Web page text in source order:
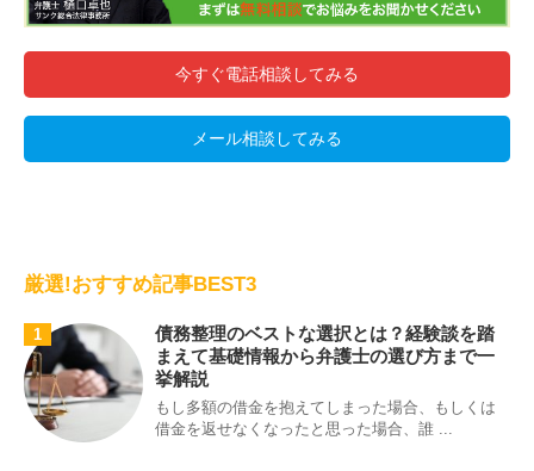
今すぐ電話相談してみる
メール相談してみる
厳選!おすすめ記事BEST3
1
債務整理のベストな選択とは？経験談を踏
まえて基礎情報から弁護士の選び方まで一
挙解説
もし多額の借金を抱えてしまった場合、もしくは
借金を返せなくなったと思った場合、誰 ...